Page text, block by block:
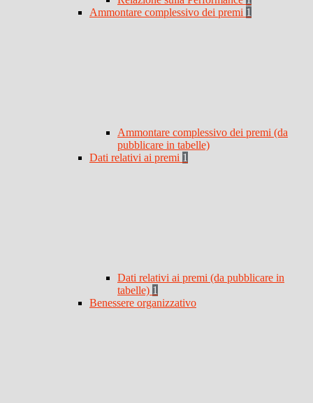
Ammontare complessivo dei premi 1
Ammontare complessivo dei premi (da
pubblicare in tabelle)
Dati relativi ai premi 1
Dati relativi ai premi (da pubblicare in
tabelle) 1
Benessere organizzativo